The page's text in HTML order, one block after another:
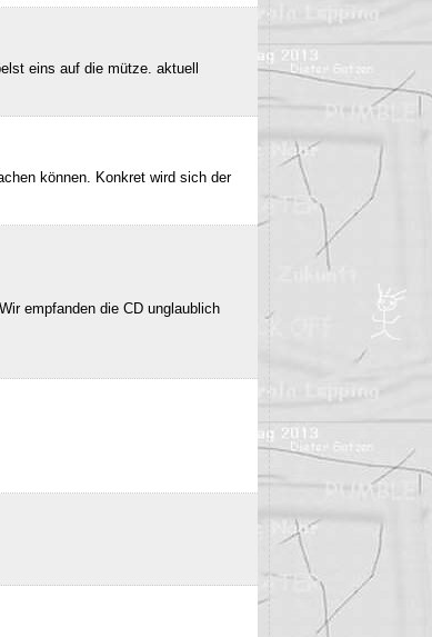
eins auf die mütze. aktuell
können. Konkret wird sich der
empfanden die CD unglaublich